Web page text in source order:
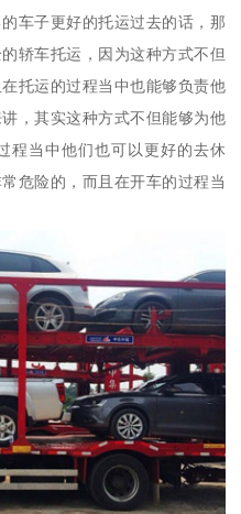
车子更好的托运过去的话，那
轿车托运，因为这种方式不但
托运的过程当中也能够负责他
，其实这种方式不但能够为他
程当中他们也可以更好的去休
危险的，而且在开车的过程当